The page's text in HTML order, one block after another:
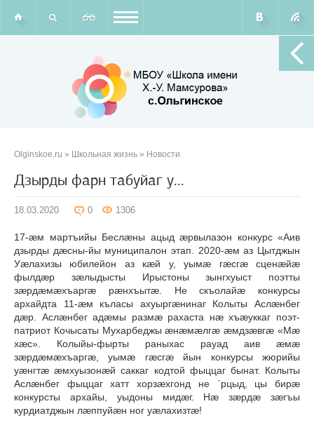
Olginskoe.ru » Школьная жизнь » Новости
Дзырды фарн табуйаг у...
18.03.2020 0 1306
17-æм мартъийы Беслæны ацыд æрвылазон конкурс «Аив
дзырды дæсны-йы муниципалон этап. 2020-æм аз Цытджын
Уæлахизы юбилейон аз кæй у, уымæ гæсгæ сценæйæ
фылдæр зæлыдысты Ирыстоны зынгхуыст поэтты
зæрдæмæхъаргæ рæнхъытæ. Не скъолайæ конкурсы
архайдта 11-æм къласы ахуыргæнинаг Колыты Аслæнбег
дæр. Аслæнбег адæмы размæ рахаста нæ хъæуккаг поэт-
патриот Кочысаты Мухарбеджы æнæмæлгæ æмдзæвгæ «Мæ
хæс». Колыйы-фырты раныхас рауад аив æмæ
зæрдæмæхъаргæ, уымæ гæсгæ йын конкурсы жюрийы
уæнгтæ æмхуызонæй саккаг кодтой фыццаг бынат. Колыты
Аслæнбег фыццаг хатт хорзæхгонд не ΄рцыд, цы бирæ
конкурсты архайы, уыдоны мидæг. Нæ зæрдæ зæгъы
курдиатджын лæппуйæн ног уæлахизтæ!